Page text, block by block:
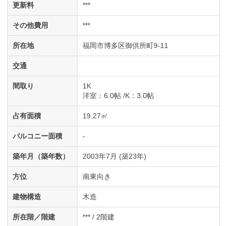
更新料 ***
その他費用 ***
所在地 福岡市博多区御供所町9-11
交通
間取り
1K
洋室 ：6.0帖 K ：3.0帖
占有面積 19.27㎡
バルコニー面積 -
築年月（築年数） 2003年7月 (築23年)
方位 南東向き
建物構造 木造
所在階／階建 *** / 2階建